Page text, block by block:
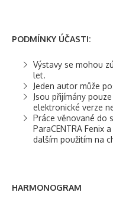
PODMÍNKY ÚČASTI:
Výstavy se mohou
let.
Jeden autor může
Jsou přijímány
elektronické verze
Práce věnované do
ParaCENTRA Fenix
dalším použitím na
HARMONOGRAM